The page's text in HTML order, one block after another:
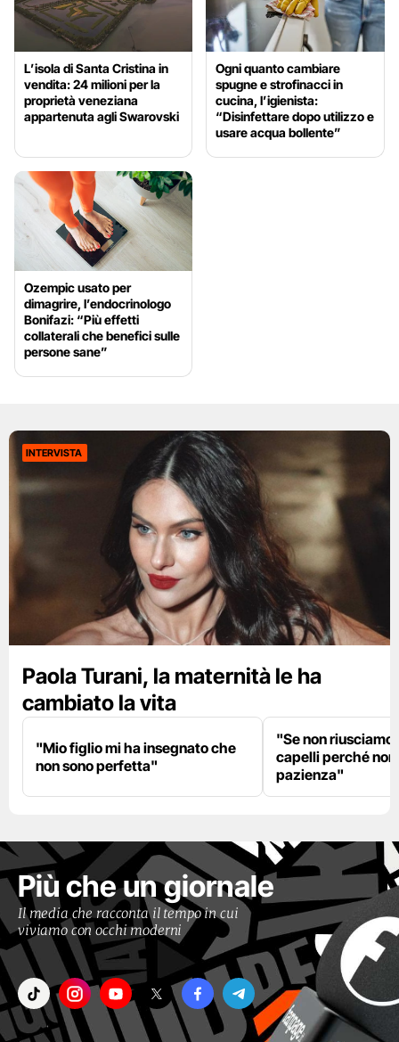
L’isola di Santa Cristina in
vendita: 24 milioni per la
proprietà veneziana
appartenuta agli Swarovski
Ogni quanto cambiare
spugne e strofinacci in
cucina, l’igienista:
“Disinfettare dopo utilizzo e
usare acqua bollente”
Ozempic usato per
dimagrire, l’endocrinologo
Bonifazi: “Più effetti
collaterali che benefici sulle
persone sane”
INTERVISTA
Paola Turani, la maternità le ha
cambiato la vita
"Mio figlio mi ha insegnato che
non sono perfetta"
"Se non riusciamo
capelli perché
pazienza"
Più che un giornale
Il media che racconta il tempo in cui
viviamo con occhi moderni